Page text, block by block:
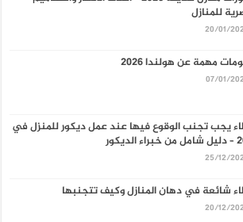
للمنازل
20/
عن هولندا 2026
07/
تجنب الوقوع فيها عند عمل ديكور للمنزل في
25/
في دهان المنازل وكيف تتجنبها
20/